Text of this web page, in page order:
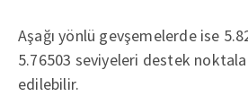
Aşağı yönlü gevşemelerde ise
5.76503 seviyeleri destek
edilebilir.